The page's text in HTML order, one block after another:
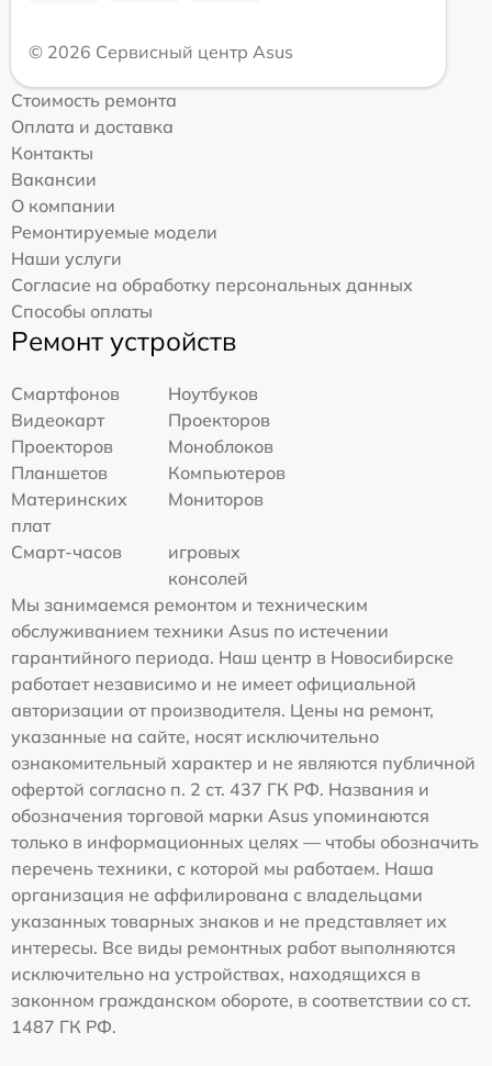
© 2026 Сервисный центр Asus
Стоимость ремонта
Оплата и доставка
Контакты
Вакансии
О компании
Ремонтируемые модели
Наши услуги
Согласие на обработку персональных данных
Способы оплаты
Ремонт устройств
Смартфонов
Ноутбуков
Видеокарт
Проекторов
Проекторов
Моноблоков
Планшетов
Компьютеров
Материнских
плат
Мониторов
Смарт-часов
игровых
консолей
Мы занимаемся ремонтом и техническим
обслуживанием техники Asus по истечении
гарантийного периода. Наш центр в Новосибирске
работает независимо и не имеет официальной
авторизации от производителя. Цены на ремонт,
указанные на сайте, носят исключительно
ознакомительный характер и не являются публичной
офертой согласно п. 2 ст. 437 ГК РФ. Названия и
обозначения торговой марки Asus упоминаются
только в информационных целях — чтобы обозначить
перечень техники, с которой мы работаем. Наша
организация не аффилирована с владельцами
указанных товарных знаков и не представляет их
интересы. Все виды ремонтных работ выполняются
исключительно на устройствах, находящихся в
законном гражданском обороте, в соответствии со ст.
1487 ГК РФ.